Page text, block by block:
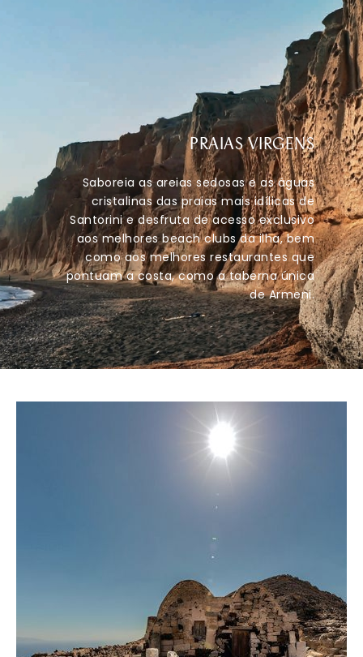
PRAIAS VIRGENS
Saboreia as areias sedosas e as águas
cristalinas das praias mais idílicas de
Santorini e desfruta de acesso exclusivo
aos melhores beach clubs da ilha, bem
como aos melhores restaurantes que
pontuam a costa, como a taberna única
de Armeni.